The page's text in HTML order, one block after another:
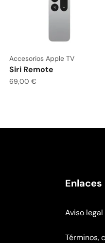
Accesorios Apple TV
Siri Remote
69,00 €
Aviso
Términos,